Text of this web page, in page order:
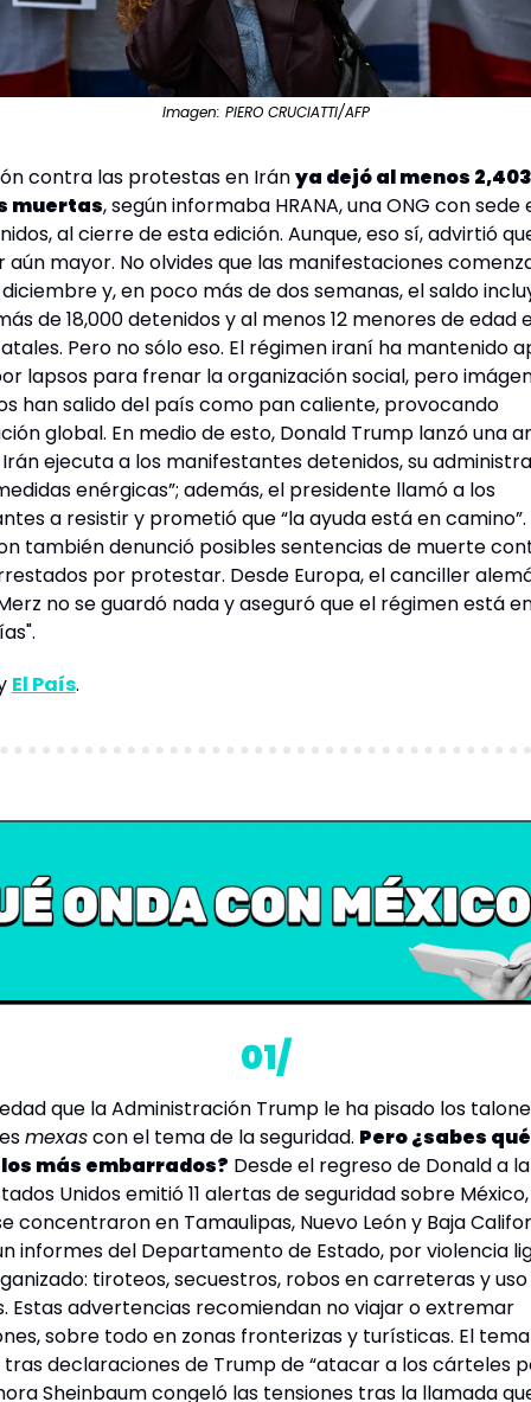
Imagen: PIERO CRUCIATTI/AFP
contra las protestas en Irán ya dejó al menos 2,403
muertas, según informaba HRANA, una ONG con sede
al cierre de esta edición. Aunque, eso sí, advirtió
aún mayor. No olvides que las manifestaciones
y, en poco más de dos semanas, el saldo
de 18,000 detenidos y al menos 12 menores de edad
Pero no sólo eso. El régimen iraní ha mantenido
lapsos para frenar la organización social, pero
han salido del país como pan caliente, provocando
global. En medio de esto, Donald Trump lanzó una
ejecuta a los manifestantes detenidos, su
enérgicas”; además, el presidente llamó a los
a resistir y prometió que “la ayuda está en camino”.
también denunció posibles sentencias de muerte
por protestar. Desde Europa, el canciller
no se guardó nada y aseguró que el régimen está
El País.
01/
que la Administración Trump le ha pisado los
mexas con el tema de la seguridad. Pero ¿sabes
más embarrados? Desde el regreso de Donald a
Unidos emitió 11 alertas de seguridad sobre
concentraron en Tamaulipas, Nuevo León y Baja
informes del Departamento de Estado, por violencia
tiroteos, secuestros, robos en carreteras y
Estas advertencias recomiendan no viajar o extremar
sobre todo en zonas fronterizas y turísticas. El
declaraciones de Trump de “atacar a los cárteles
Sheinbaum congeló las tensiones tras la llamada